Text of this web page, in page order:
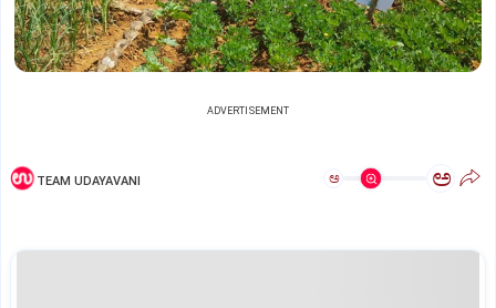
ADVERTISEMENT
TEAM UDAYAVANI ಅ ಅ